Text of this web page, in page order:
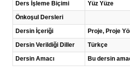
Ders İşleme Biçimi
Yüz Yüze
Önkoşul Dersleri
Dersin İçeriği
Proje, Proje
Dersin Verildiği Diller
Türkçe
Dersin Amacı
Bu dersin